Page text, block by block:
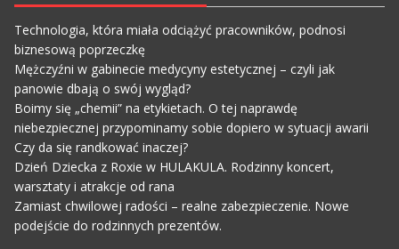
Technologia, która miała odciążyć pracowników, podnosi
biznesową poprzeczkę
Mężczyźni w gabinecie medycyny estetycznej – czyli jak
panowie dbają o swój wygląd?
Boimy się „chemii” na etykietach. O tej naprawdę
niebezpiecznej przypominamy sobie dopiero w sytuacji awarii
Czy da się randkować inaczej?
Dzień Dziecka z Roxie w HULAKULA. Rodzinny koncert,
warsztaty i atrakcje od rana
Zamiast chwilowej radości – realne zabezpieczenie. Nowe
podejście do rodzinnych prezentów.